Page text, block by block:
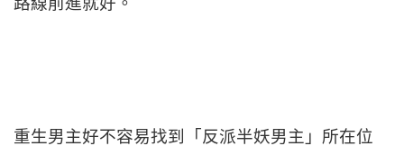
重生男主好不容易找到「反派半妖男主」所在位